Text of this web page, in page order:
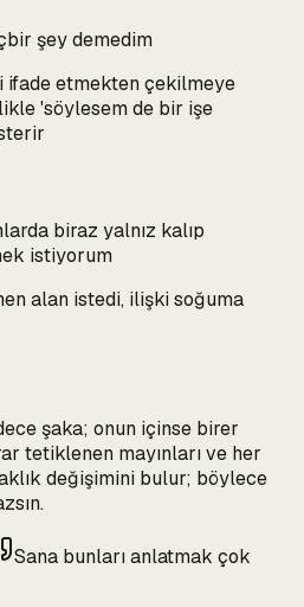
şey demedim
ifade etmekten çekilmeye
'söylesem de bir işe
biraz yalnız kalıp
istiyorum
alan istedi, ilişki soğuma
şaka; onun içinse birer
tetiklenen mayınları ve her
değişimini bulur; böylece
Sana bunları anlatmak çok